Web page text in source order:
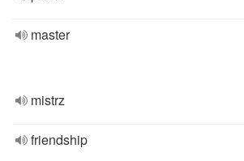
master
mistrz
friendship